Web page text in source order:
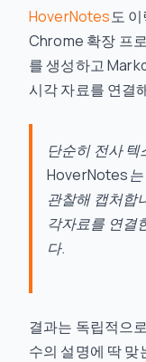
HoverNotes도
Chrome 확장 프
를 생성하고
시각 자료를 연결
단순히 전사
HoverNotes는
관찰해 캡처합
각자료를 연결
다.
결과는 독립적으
수의 설명에 딱